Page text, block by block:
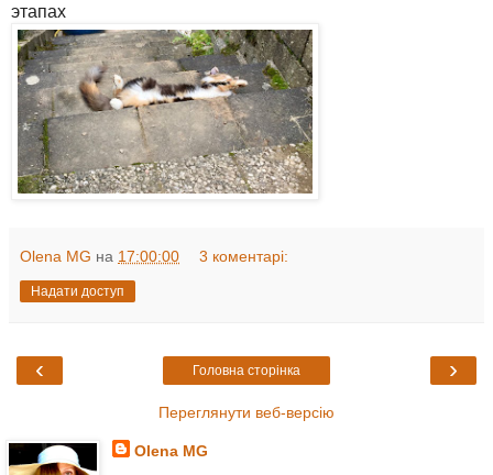
этапах
Olena MG на 17:00:00 3 коментарі:
Надати доступ
‹ ›
Головна сторінка
Переглянути веб-версію
Olena MG